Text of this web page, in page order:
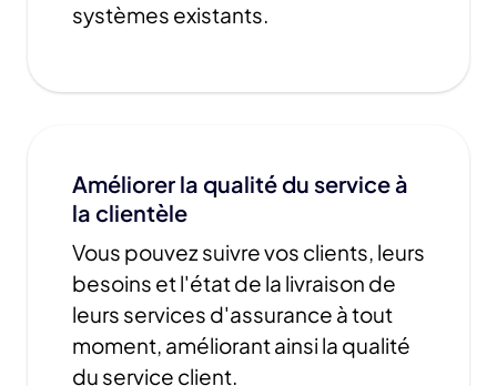
systèmes existants.
Améliorer la qualité du service à
la clientèle
Vous pouvez suivre vos clients, leurs
besoins et l'état de la livraison de
leurs services d'assurance à tout
moment, améliorant ainsi la qualité
du service client.